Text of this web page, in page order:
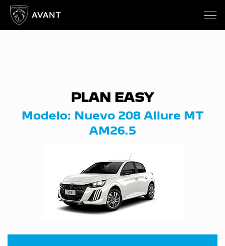
PLAN EASY
Modelo: Nuevo 208 Allure MT
AM26.5